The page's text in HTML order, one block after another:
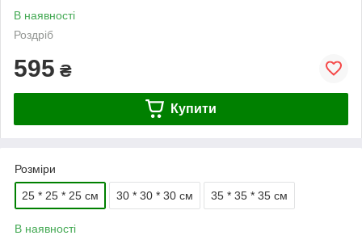
В наявності
Роздріб
595 ₴
Купити
Розміри
25 * 25 * 25 см 30 * 30 * 30 см 35 * 35 * 35 см
В наявності